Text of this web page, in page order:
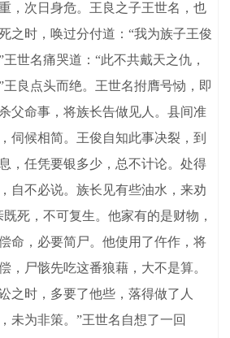
次日身危。王良之子王世名，也
之时，唤过分付道：“我为族子王俊
世名痛哭道：“此不共戴天之仇，
王良点头而绝。王世名拊膺号恸，即
父命事，将族长告做见人。县间准
伺候相简。王俊自知此事决裂，到
，任凭要银多少，总不计论。处得
自不必说。族长见有些油水，来劝
死，不可复生。他家有的是财物，
命，必要简尸。他使用了仵作，将
，尸骸先吃这番狼藉，大不是算。
之时，多要了他些，落得做了人
未为非策。”王世名自想了一回